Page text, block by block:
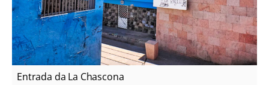
Entrada da La Chascona